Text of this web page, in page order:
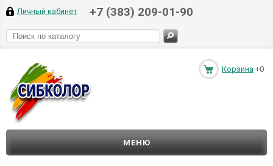
Личный кабинет +7 (383) 209-01-90
Корзина +0
МЕНЮ